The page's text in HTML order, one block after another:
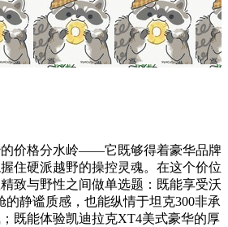
的价格分水岭——它既够得着豪华品牌
住硬派越野的操控灵魂。在这个价位
致与野性之间做单选题：既能享受沃
的静谧质感，也能纵情于坦克300非承
既能体验凯迪拉克XT4美式豪华的厚